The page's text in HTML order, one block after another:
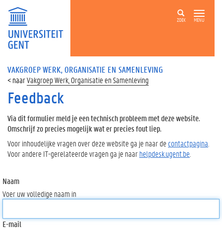
ZOEK MENU
VAKGROEP WERK, ORGANISATIE EN SAMENLEVING
Vakgroep Werk, Organisatie en Samenleving
Feedback
Via dit formulier meld je een technisch probleem met deze website.
Omschrijf zo precies mogelijk wat er precies fout liep.
Voor inhoudelijke vragen over deze website ga je naar de contactpagina
Voor andere IT-gerelateerde vragen ga je naarhelpdesk.ugent.be
Naam
Voer uw volledige naam in
E-mail